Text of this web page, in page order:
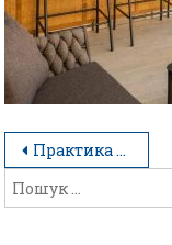
Практика студентів у готелях Hyatt Болгарії